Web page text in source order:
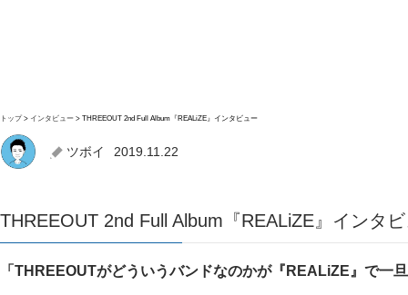
トップ インタビュー THREEOUT 2nd Full Album『REALiZE』インタビュー
ツボイ 2019.11.22
THREEOUT 2nd Full Album『REALiZE』インタ
「THREEOUTがどういうバンドなのかが『REALiZE』で一